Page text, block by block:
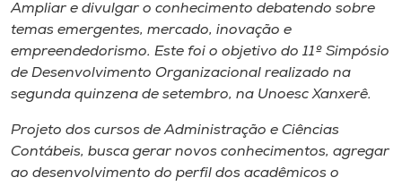
Selecione
o idioma
A+
A-
Ampliar e divulgar o conhecimento debatendo sobre
temas emergentes, mercado, inovação e
empreendedorismo. Este foi o objetivo do 11º Simpósio
de Desenvolvimento Organizacional realizado na
segunda quinzena de setembro, na Unoesc Xanxerê.
Projeto dos cursos de Administração e Ciências
Contábeis, busca gerar novos conhecimentos, agregar
ao desenvolvimento do perfil dos acadêmicos o